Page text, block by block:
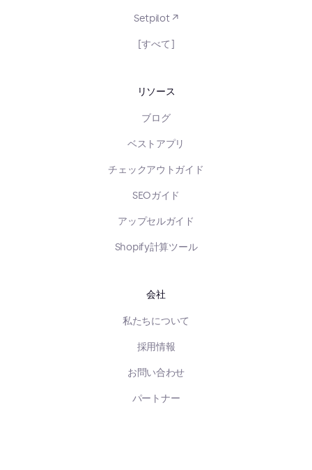
Setpilot ↗
[すべて]
リソース
ブログ
ベストアプリ
チェックアウトガイド
SEOガイド
アップセルガイド
Shopify計算ツール
会社
私たちについて
採用情報
お問い合わせ
パートナー